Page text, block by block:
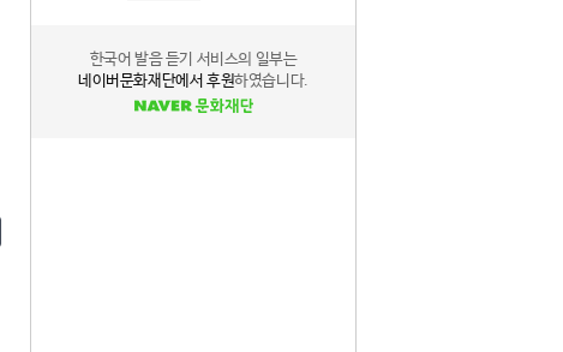
한국어 발음 듣기 서비스의 일부는
네이버문화재단에서 후원하였습니다.